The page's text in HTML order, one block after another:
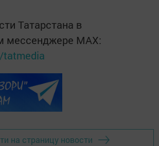
Татарстана в
мессенджере MАХ:
на страницу новости